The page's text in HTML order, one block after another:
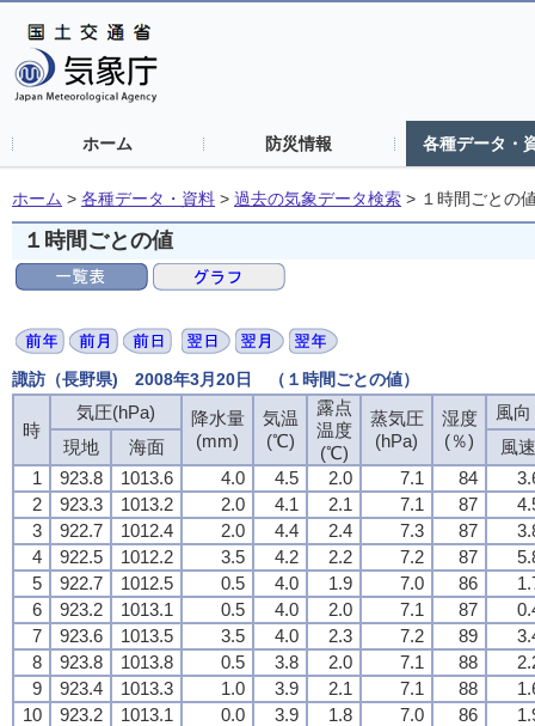
ホーム 防災情報 各種データ・
ホーム > 各種データ・資料 > 過去の気象データ検索 > １時間ごとの
１時間ごとの値
諏訪（長野県) 2008年3月20日 （１時間ごとの値）
時
気圧(hPa)
降水量
(mm)
気温
(℃)
露点
温度
(℃)
蒸気圧
(hPa)
湿度
(％)
風
現地
海面
風速
1
923.8 1013.6 4.0 4.5 2.0 7.1 84
2
923.3 1013.2 2.0 4.1 2.1 7.1 87
3
922.7 1012.4 2.0 4.4 2.4 7.3 87
4
922.5 1012.2 3.5 4.2 2.2 7.2 87
5
922.7 1012.5 0.5 4.0 1.9 7.0 86
6
923.2 1013.1 0.5 4.0 2.0 7.1 87
7
923.6 1013.5 3.5 4.0 2.3 7.2 89
8
923.8 1013.8 0.5 3.8 2.0 7.1 88
9
923.4 1013.3 1.0 3.9 2.1 7.1 88
10
923.2 1013.1 0.0 3.9 1.8 7.0 86